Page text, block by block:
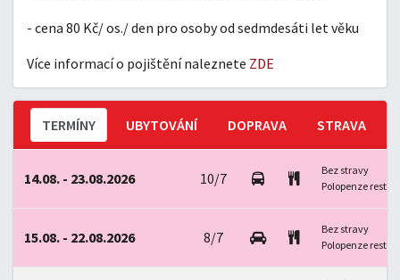
- cena 80 Kč/ os./ den pro osoby od sedmdesáti let věku
Více informací o pojištění naleznete ZDE
TERMÍNY UBYTOVÁNÍ DOPRAVA STRAVA
14.08. - 23.08.2026 10/7
Bez stravy
Polopenze
15.08. - 22.08.2026 8/7
Bez stravy
Polopenze